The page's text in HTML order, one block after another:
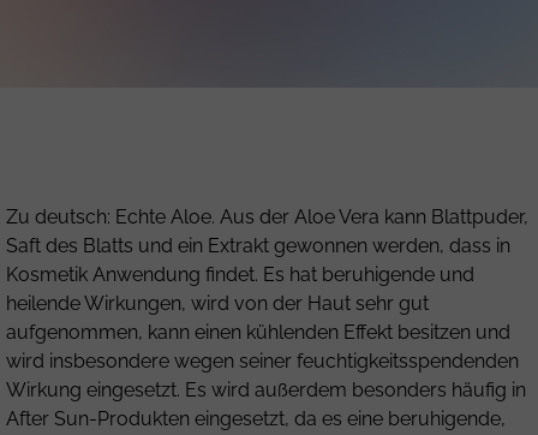
Zu deutsch: Echte Aloe. Aus der Aloe Vera kann Blattpuder,
Saft des Blatts und ein Extrakt gewonnen werden, dass in
Kosmetik Anwendung findet. Es hat beruhigende und
heilende Wirkungen, wird von der Haut sehr gut
aufgenommen, kann einen kühlenden Effekt besitzen und
wird insbesondere wegen seiner feuchtigkeitsspendenden
Wirkung eingesetzt. Es wird außerdem besonders häufig in
After Sun-Produkten eingesetzt, da es eine beruhigende,